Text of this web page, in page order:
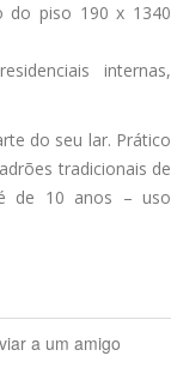
do piso 190 x 1340
internas,
do seu lar. Prático
tradicionais de
de 10 anos – uso
a um amigo